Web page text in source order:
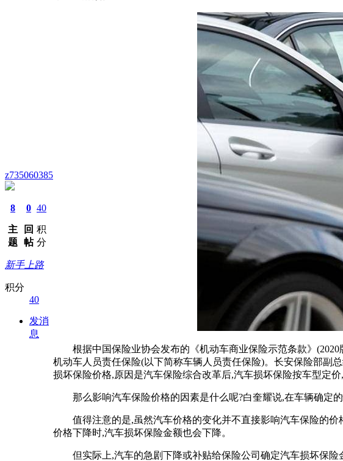
z735060385
8
主
题
0
回
帖
40
积
分
新手上路
积分
40
发消
息
根据中国保险业协会发布的《机动车商业保险示范条款》
机动车人员责任保险(以下简称车辆人员责任保险)。长安保险部副
损坏保险价格,原因是汽车保险综合改革后,汽车损坏保险按车型定
那么影响汽车保险价格的因素是什么呢?白奎耀说,在车辆确定
值得注意的是,虽然汽车价格的变化并不直接影响汽车保险的
价格下降时,汽车损坏保险金额也会下降。
但实际上,汽车的急剧下降或补贴给保险公司确定汽车损坏保